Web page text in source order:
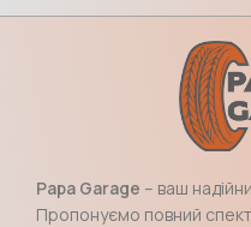
Papa Garage – ваш
Пропонуємо повний